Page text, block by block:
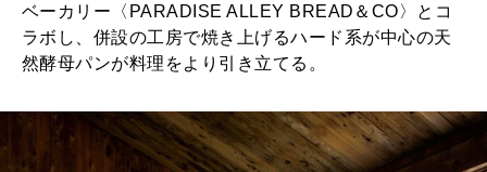
ベーカリー〈PARADISE ALLEY BREAD＆CO〉とコ
ラボし、併設の工房で焼き上げるハード系が中心の天
然酵母パンが料理をより引き立てる。